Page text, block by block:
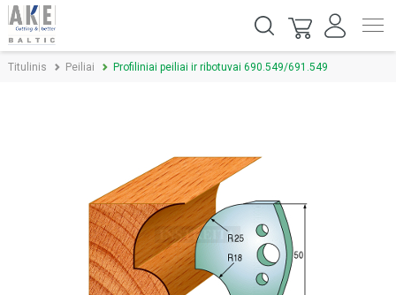
Titulinis Peiliai Profiliniai peiliai ir ribotuvai 690.549/691.549